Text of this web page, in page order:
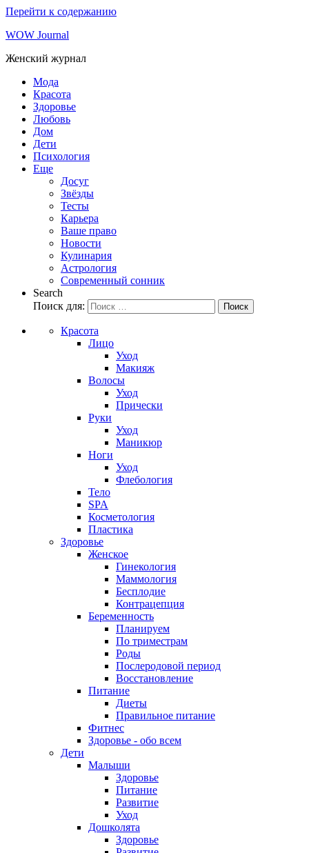
Перейти к содержанию
WOW Journal
Женский журнал
Мода
Красота
Здоровье
Любовь
Дом
Дети
Психология
Еще
Досуг
Звёзды
Тесты
Карьера
Ваше право
Новости
Кулинария
Астрология
Современный сонник
Search
Поиск для:
Поиск
Красота
Лицо
Уход
Макияж
Волосы
Уход
Прически
Руки
Уход
Маникюр
Ноги
Уход
Флебология
Тело
SPA
Косметология
Пластика
Здоровье
Женское
Гинекология
Маммология
Бесплодие
Контрацепция
Беременность
Планируем
По триместрам
Роды
Послеродовой период
Восстановление
Питание
Диеты
Правильное питание
Фитнес
Здоровье - обо всем
Дети
Малыши
Здоровье
Питание
Развитие
Уход
Дошколята
Здоровье